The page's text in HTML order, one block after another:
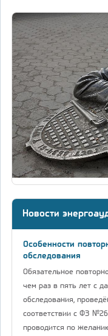
Новости
Особенности
обследования
Обязательное
чем раз в пять лет с
обследования,
соответствии с ФЗ
проводится по